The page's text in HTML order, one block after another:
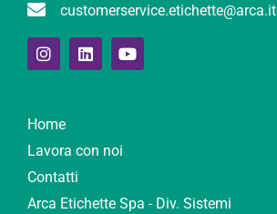
customerservice.etichette@arca.it
Home
Lavora con noi
Contatti
Arca Etichette Spa - Div. Sistemi